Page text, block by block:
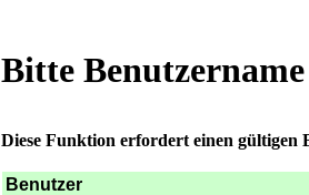
Bitte
Diese Funktion erfordert einen gültigen
Benutzer